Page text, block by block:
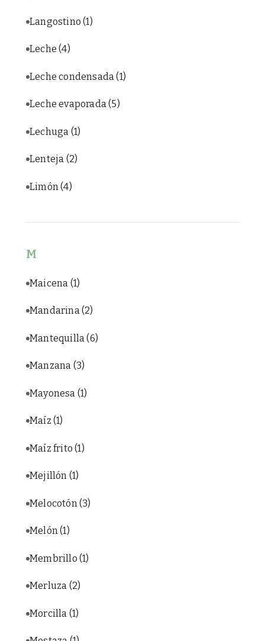
Langostino(1)
Leche(4)
Leche condensada(1)
Leche evaporada(5)
Lechuga (1)
Lenteja (2)
Limón(4)
M
Maicena (1)
Mandarina(2)
Mantequilla(6)
Manzana (3)
Mayonesa (1)
Maíz (1)
Maíz frito(1)
Mejillón (1)
Melocotón (3)
Melón(1)
Membrillo (1)
Merluza (2)
Morcilla (1)